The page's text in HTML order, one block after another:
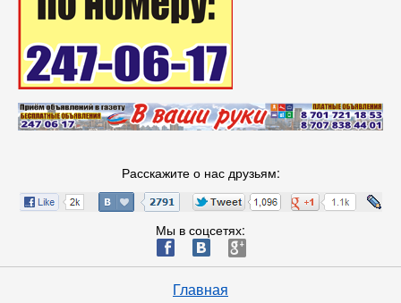
Расскажите о нас друзьям:
Мы в соцсетях:
ä æ è
Главная